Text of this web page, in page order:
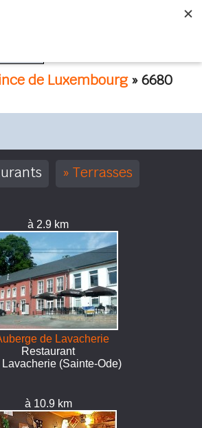
de Luxembourg» 6680
Terrasses
à 2.9 km
de Lavacherie
Restaurant
(Sainte-Ode)
à 10.9 km